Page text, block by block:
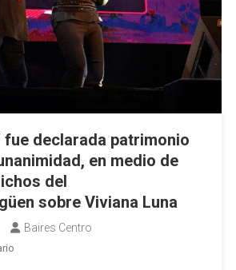
fue declarada patrimonio
en medio de
del
sobre Viviana Luna
Baires Centro
En